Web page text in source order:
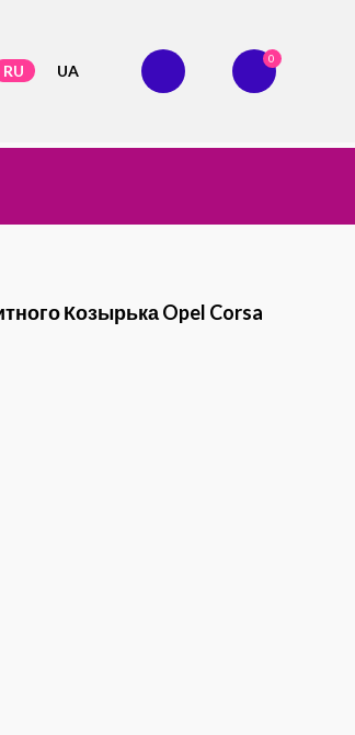
RU UA
0
Козырька Opel Corsa